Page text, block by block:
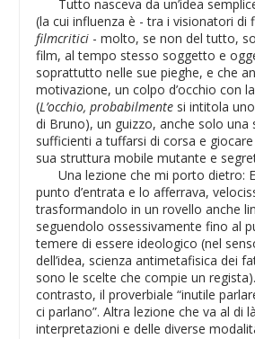
Tutto nasceva da un’idea
(la cui influenza è - tra i visionatori di
filmcritici - molto, se non del tutto,
film, al tempo stesso soggetto e
soprattutto nelle sue pieghe, e che
motivazione, un colpo d’occhio con
(L’occhio, probabilmente si intitola
di Bruno), un guizzo, anche solo una
sufficienti a tuffarsi di corsa e giocare
sua struttura mobile mutante e
Una lezione che mi porto dietro:
punto d’entrata e lo afferrava,
trasformandolo in un rovello anche
seguendolo ossessivamente fino al
temere di essere ideologico (nel
dell’idea, scienza antimetafisica dei
sono le scelte che compie un
contrasto, il proverbiale “inutile
ci parlano”. Altra lezione che va al di
interpretazioni e delle diverse